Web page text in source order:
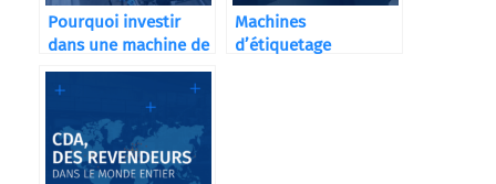
Pourquoi investir
dans une machine de
bouchage
automatique ?
Machines
d’étiquetage